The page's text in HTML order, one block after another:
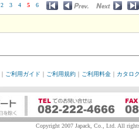
2 3 4 5 6
ご利用ガイド ご利用規約 ご利用料金 カタロ
Copyright 2007 Japack, Co., Ltd. All